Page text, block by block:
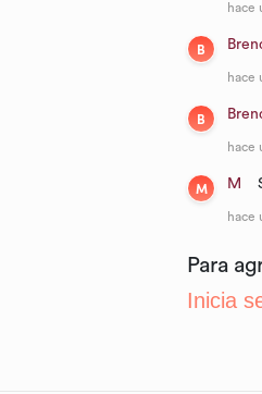
hace
B
hace
B
hace
M M
hace
Para
Inicia